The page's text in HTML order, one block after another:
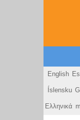
English
Íslensku
Ελληνικά